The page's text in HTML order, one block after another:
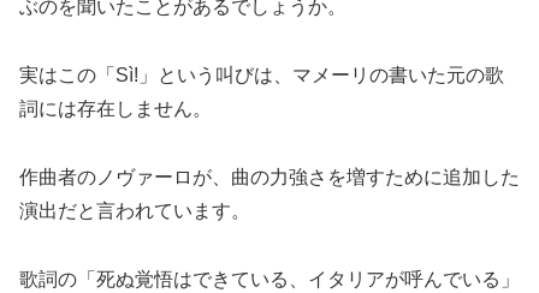
ぶのを聞いたことがあるでしょうか。
実はこの「Sì!」という叫びは、マメーリの書いた元の歌
詞には存在しません。
作曲者のノヴァーロが、曲の力強さを増すために追加した
演出だと言われています。
歌詞の「死ぬ覚悟はできている、イタリアが呼んでいる」